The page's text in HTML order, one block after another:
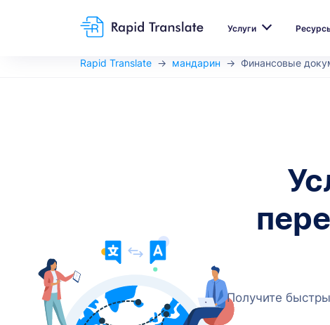
Услуги
Rapid Translate мандарин Финансовые
Получите